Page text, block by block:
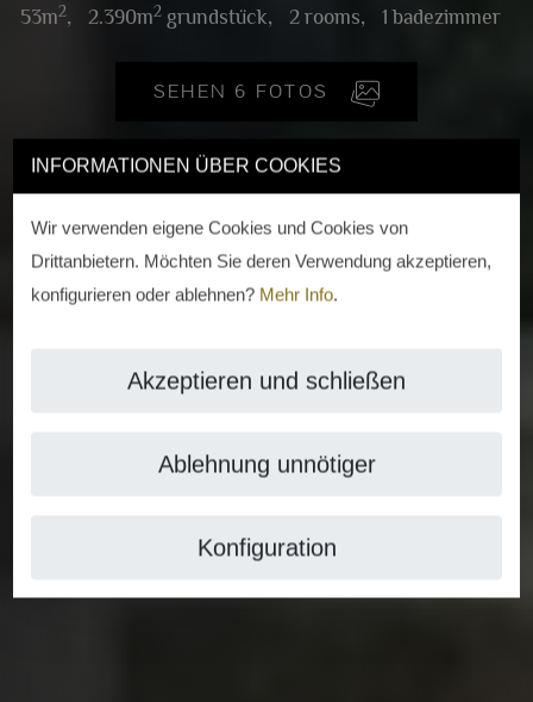
INFORMATIONEN ÜBER COOKIES
Wir verwenden eigene Cookies und Cookies von
Drittanbietern. Möchten Sie deren Verwendung akzeptieren,
konfigurieren oder ablehnen? Mehr Info.
Akzeptieren und schließen
Ablehnung unnötiger
Konfiguration
53m2, 2.390m2 grundstück, 2 rooms, 1 badezimmer
SEHEN 6 FOTOS